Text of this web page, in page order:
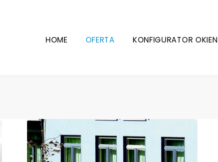
HOME OFERTA KONFIGURATOR OKIEN